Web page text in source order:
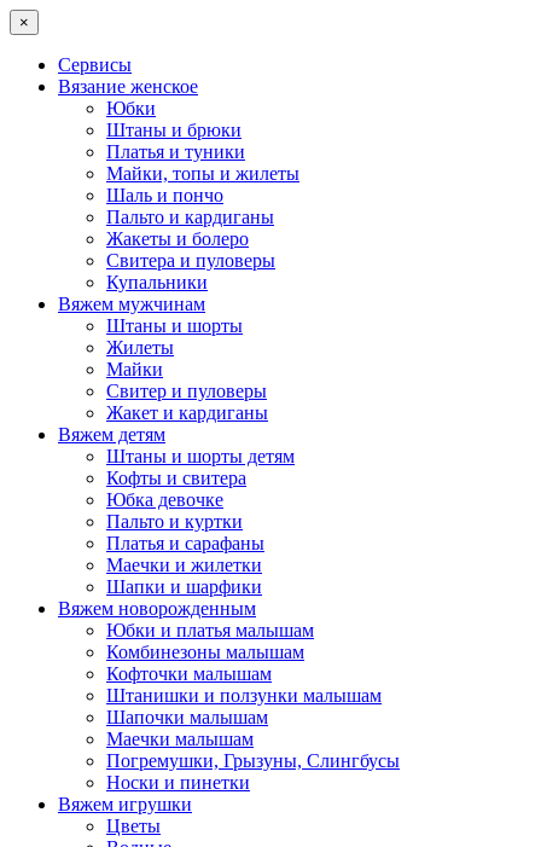
×
Сервисы
Вязание женское
Юбки
Штаны и брюки
Платья и туники
Майки, топы и жилеты
Шаль и пончо
Пальто и кардиганы
Жакеты и болеро
Свитера и пуловеры
Купальники
Вяжем мужчинам
Штаны и шорты
Жилеты
Майки
Свитер и пуловеры
Жакет и кардиганы
Вяжем детям
Штаны и шорты детям
Кофты и свитера
Юбка девочке
Пальто и куртки
Платья и сарафаны
Маечки и жилетки
Шапки и шарфики
Вяжем новорожденным
Юбки и платья малышам
Комбинезоны малышам
Кофточки малышам
Штанишки и ползунки малышам
Шапочки малышам
Маечки малышам
Погремушки, Грызуны, Слингбусы
Носки и пинетки
Вяжем игрушки
Цветы